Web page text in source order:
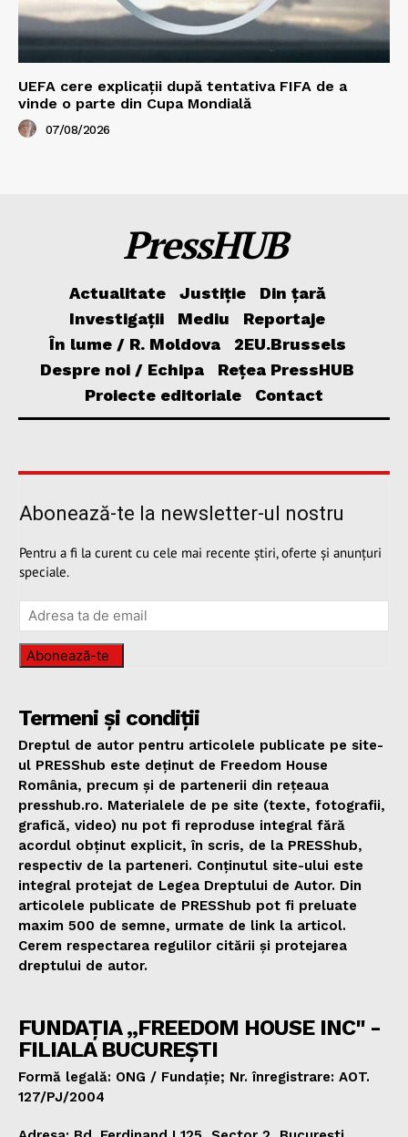
UEFA cere explicații după tentativa FIFA de a
vinde o parte din Cupa Mondială
07/08/2026
PressHUB
Actualitate Justiție
Din țară
Investigații
Mediu
Reportaje
În lume / R. Moldova
2EU.Brussels
Despre noi / Echipa
Rețea PressHUB
Proiecte editoriale
Contact
Abonează-te la newsletter-ul nostru
Pentru a fi la curent cu cele mai recente știri, oferte și anunțuri
speciale.
Abonează-te
Termeni și condiții
Dreptul de autor pentru articolele publicate pe site-
ul PRESShub este deținut de Freedom House
România, precum și de partenerii din rețeaua
presshub.ro. Materialele de pe site (texte, fotografii,
grafică, video) nu pot fi reproduse integral fără
acordul obținut explicit, în scris, de la PRESShub,
respectiv de la parteneri. Conținutul site-ului este
integral protejat de Legea Dreptului de Autor. Din
articolele publicate de PRESShub pot fi preluate
maxim 500 de semne, urmate de link la articol.
Cerem respectarea regulilor citării și protejarea
dreptului de autor.
FUNDAȚIA „FREEDOM HOUSE INC" -
FILIALA BUCUREȘTI
Formă legală: ONG / Fundație; Nr. înregistrare: AOT.
127/PJ/2004